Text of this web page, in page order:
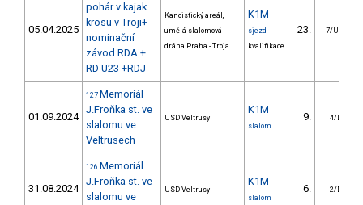
05.04.2025
pohár v kajak
krosu v Troji+
nominační
závod RDA +
RD U23 +RDJ
Kanoistický areál,
umělá slalomová
dráha Praha - Troja
K1M
sjezd
kvalifikace
23. 7/U23
01.09.2024
127 Memoriál
J.Froňka st. ve
slalomu ve
Veltrusech
USD Veltrusy
K1M
slalom
9. 4/DS
31.08.2024
126 Memoriál
J.Froňka st. ve
slalomu ve
USD Veltrusy
K1M
slalom
6. 2/DS